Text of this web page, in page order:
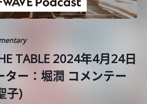
TABLE 2024年4月24日
ター：堀潤 コメンテー
子)